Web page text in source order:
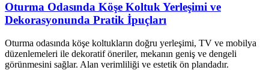
Oturma Odasında Köşe Koltuk Yerleşimi ve
Dekorasyonunda Pratik İpuçları
Oturma odasında köşe koltukların doğru yerleşimi, TV ve mobilya
düzenlemeleri ile dekoratif öneriler, mekanın geniş ve dengeli
görünmesini sağlar. Alan verimliliği ve estetik ön plandadır.